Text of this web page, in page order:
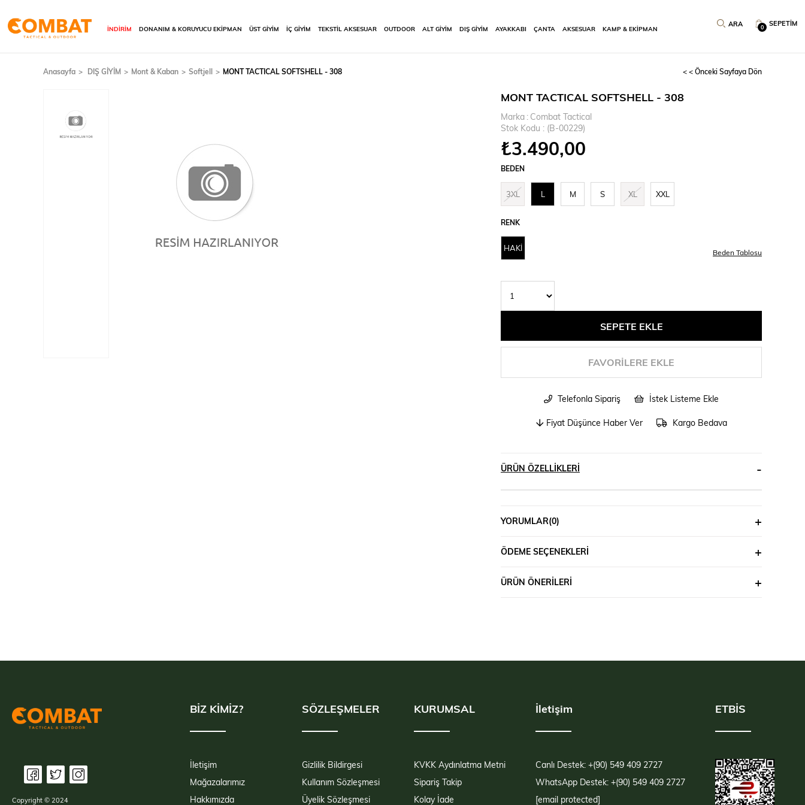
SEPETIM
0
İNDİRİM DONANIM & KORUYUCU EKİPMAN ÜST GİYİM İÇ GİYİM TEKSTİL AKSESUAR OUTDOOR ALT GİYİM DIŞ GİYİM AYAKKABI ÇANTA AKSESUAR KAMP & EKİPMAN
Anasayfa DIŞ GİYİM Mont & Kaban Softjell MONT TACTICAL SOFTSHELL - 308 < < Önceki Sayfaya Dön
MONT TACTICAL SOFTSHELL - 308
Marka : Combat Tactical
Stok Kodu
(B-00229)
₺3.490,00
BEDEN
3XL L M S XL XXL
RENK
HAKİ Beden Tablosu
FAVORILERE EKLE
Telefonla Sipariş İstek Listeme Ekle
Fiyat Düşünce Haber Ver Kargo Bedava
ÜRÜN ÖZELLIKLERI
YORUMLAR(0)
ÖDEME SEÇENEKLERI
ÜRÜN ÖNERILERI
BİZ KİMİZ?
İletişim
Mağazalarımız
Hakkımızda
SÖZLEŞMELER
Gizlilik Bildirgesi
Kullanım Sözleşmesi
Üyelik Sözleşmesi
KURUMSAL
KVKK Aydınlatma Metni
Sipariş Takip
Kolay İade
İletişim
Canlı Destek: +(90) 549 409 2727
WhatsApp Destek: +(90) 549 409 2727
[email protected]
ETBİS
Copyright © 2024